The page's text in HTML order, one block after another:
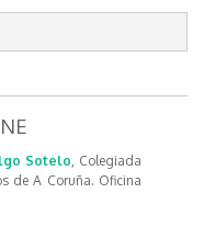
Sotelo, Colegiada
de A Coruña. Oficina